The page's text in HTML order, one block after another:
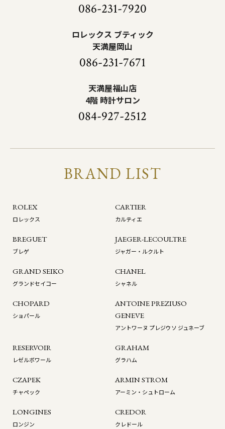
086-231-7920
ロレックス ブティック
天満屋岡山
086-231-7671
天満屋福山店
4階 時計サロン
084-927-2512
BRAND LIST
ROLEX
ロレックス
CARTIER
カルティエ
BREGUET
ブレゲ
JAEGER-LECOULTRE
ジャガー・ルクルト
GRAND SEIKO
グランドセイコー
CHANEL
シャネル
CHOPARD
ショパール
ANTOINE PREZIUSO
GENEVE
アントワーヌ プレジウソ ジュネーブ
RESERVOIR
レゼルボワール
GRAHAM
グラハム
CZAPEK
チャペック
ARMIN STROM
アーミン・シュトローム
LONGINES
ロンジン
CREDOR
クレドール